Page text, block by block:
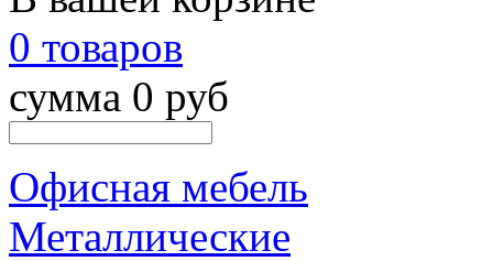
0 товаров
сумма 0 руб
Офисная мебель
Металлические